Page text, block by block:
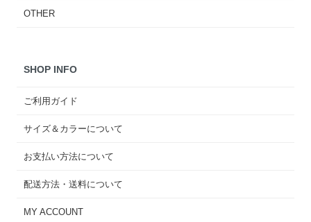
OTHER
SHOP INFO
ご利用ガイド
サイズ＆カラーについて
お支払い方法について
配送方法・送料について
MY ACCOUNT